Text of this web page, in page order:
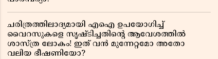
ചരിത്രത്തിലാദ്യമായി എഐ ഉപയോഗിച്ച്
വൈറസുകളെ സൃഷ്ടിച്ചതിന്റെ ആവേശത്തിൽ
ശാസ്ത്ര ലോകം! ഇത് വൻ മുന്നേറ്റമോ അതോ
വലിയ ഭീഷണിയോ?